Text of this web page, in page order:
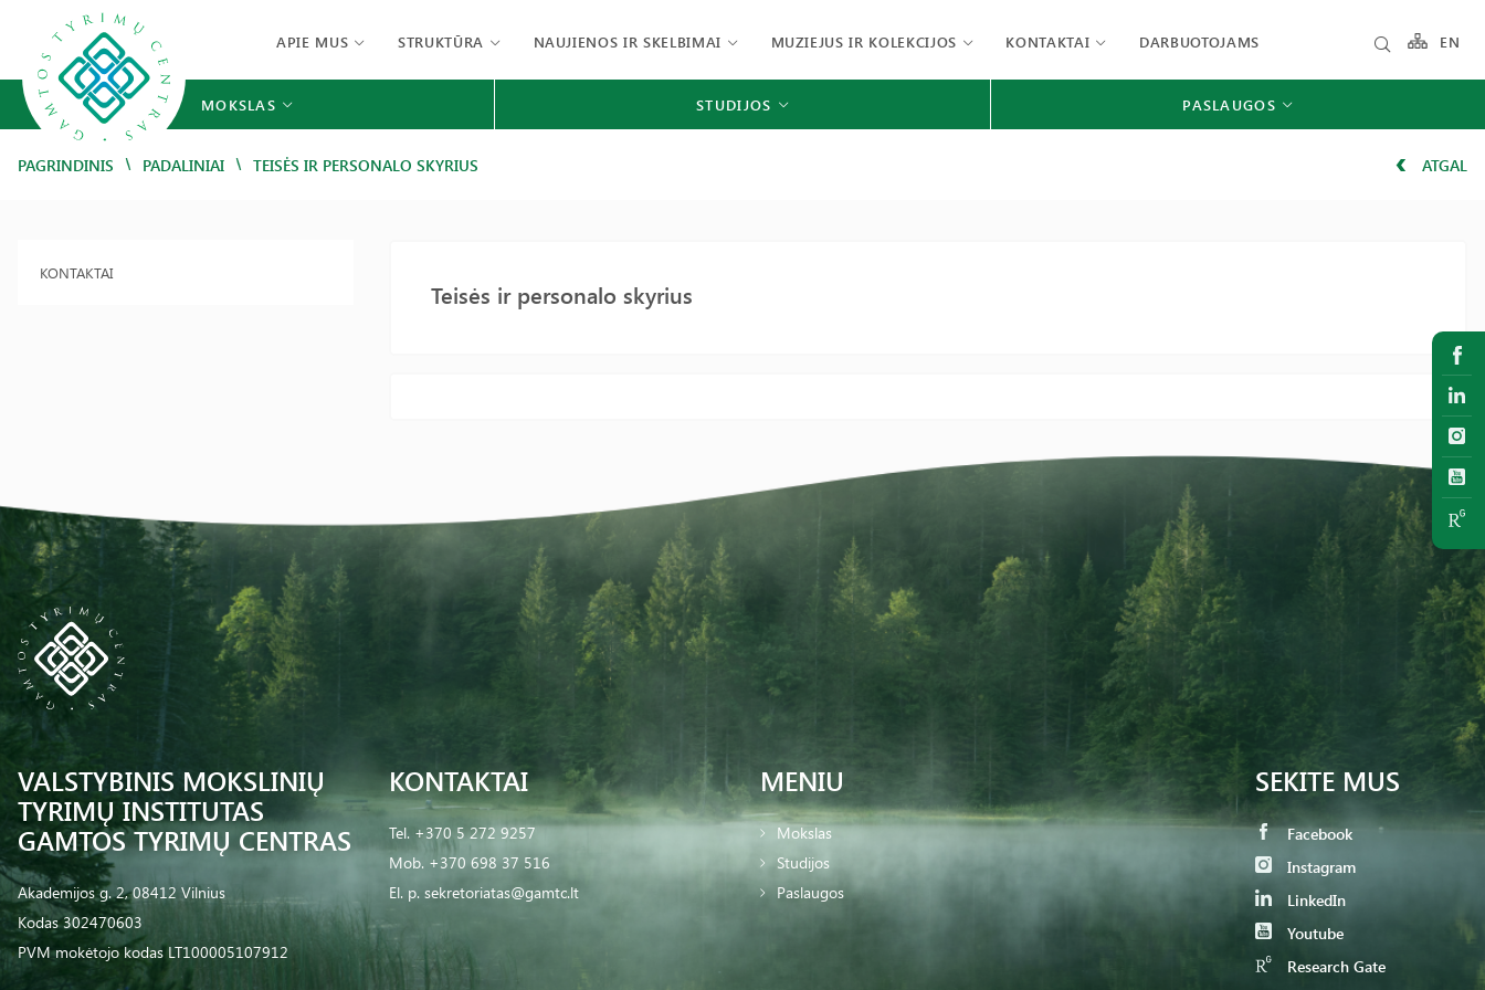
APIE MUS STRUKTŪRA NAUJIENOS IR SKELBIMAI MUZIEJUS IR KOLEKCIJOS KONTAKTAI DARBUOTOJAMS EN
MOKSLAS STUDIJOS PASLAUGOS
PAGRINDINIS / PADALINIAI / TEISĖS IR PERSONALO SKYRIUS ATGAL
KONTAKTAI
Teisės ir personalo skyrius
VALSTYBINIS MOKSLINIŲ
TYRIMŲ INSTITUTAS
GAMTOS TYRIMŲ CENTRAS
Akademijos g. 2, 08412 Vilnius
Kodas 302470603
PVM mokėtojo kodas LT100005107912
KONTAKTAI
Tel. +370 5 272 9257
Mob. +370 698 37 516
El. p. sekretoriatas@gamtc.lt
MENIU
Mokslas
Studijos
Paslaugos
SEKITE MUS
Facebook
Instagram
LinkedIn
Youtube
Research Gate